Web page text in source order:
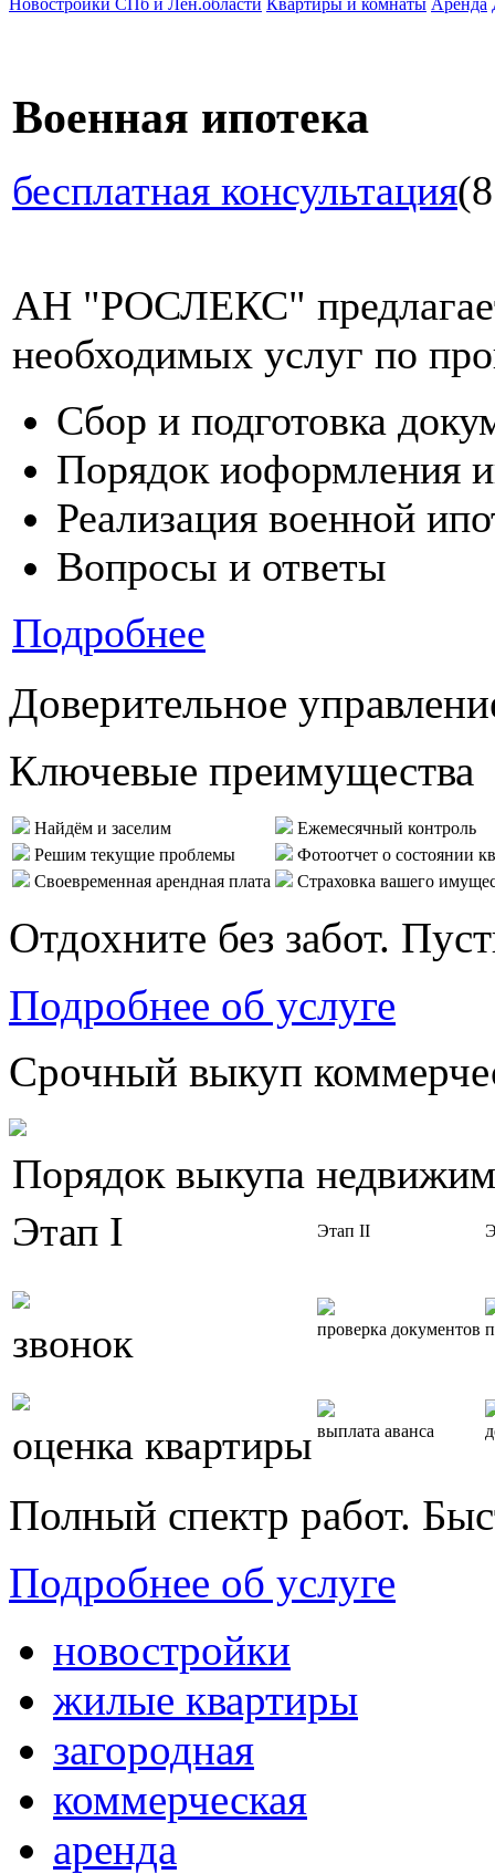
Военная ипотека
бесплатная консультация
АН "РОСЛЕКС"
необходимых услуг по
Сбор и подготовка
Порядок иоформления
Реализация военной
Вопросы и ответы
Подробнее
Доверительное
Ключевые преимущества
Найдём и заселим
Ежемесячный контроль
Решим текущие проблемы
Фотоотчет о состоянии
Своевременная арендная плата
Страховка вашего
Отдохните без забот.
Подробнее об услуге
Срочный выкуп
Порядок выкупа
Этап I
Этап II
звонок проверка документов
оценка квартиры выплата аванса
Полный спектр работ.
Подробнее об услуге
новостройки
жилые квартиры
загородная
коммерческая
аренда